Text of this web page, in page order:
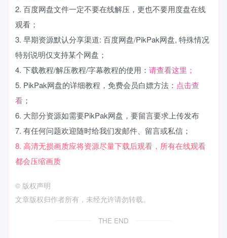
2. 百度网盘文件一定不要在线解压，更也不要用度盘在线
观看；
3. 早期资源默认分享渠道: 百度网盘/PikPak网盘, 特殊情况
特别说明仅支持某个网盘；
4. 下载教程/解压教程/字幕教程的使用： 请查看这里；
5. PikPak网盘的详细教程，免费会员白嫖方法： 点击查
看 ；
6. 大部分资源如需要PikPak网盘，要留言要求上传发布
7. 有任何问题欢迎随时给我们发邮件、留言或私信；
8. 高清无损画质应将资源尽量下载后观看，所有在线观看
都会压缩画质
© 版权声明
文章版权归作者所有，未经允许请勿转载。
THE END